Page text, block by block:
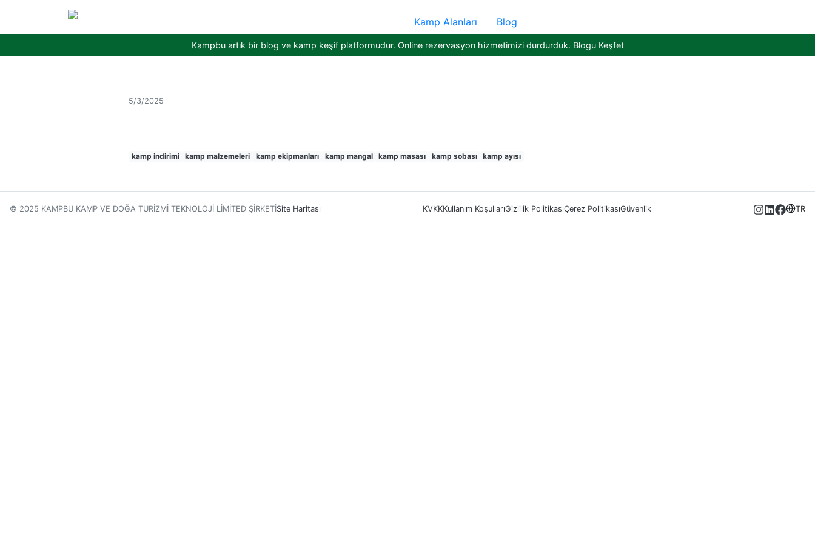
Kamp Alanları Blog
Kampbu artık bir blog ve kamp keşif platformudur. Online rezervasyon hizmetimizi durdurduk. Blogu Keşfet
5/3/2025
kamp indirimi kamp malzemeleri kamp ekipmanları kamp mangal kamp masası kamp sobası kamp ayısı
© 2025 KAMPBU KAMP VE DOĞA TURİZMİ TEKNOLOJİ LİMİTED ŞİRKETİSite Haritası KVKKKullanım KoşullarıGizlilik PolitikasıÇerez PolitikasıGüvenlik TR